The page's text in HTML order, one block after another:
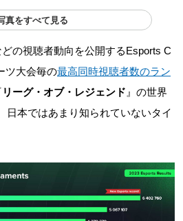
真をすべて見る
の視聴者動向を公開するEsports C
ツ大会毎の最高同時視聴者数のラン
リーグ・オブ・レジェンド 』の世界
日本ではあまり知られていないタイ